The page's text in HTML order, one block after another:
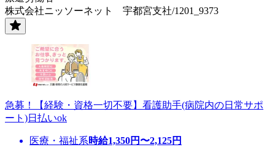
株式会社ニッソーネット 宇都宮支社/1201_9373
急募！【経験・資格一切不要】看護助手(病院内の日常サポ
ート)日払いok
医療・福祉系時給1,350円〜2,125円